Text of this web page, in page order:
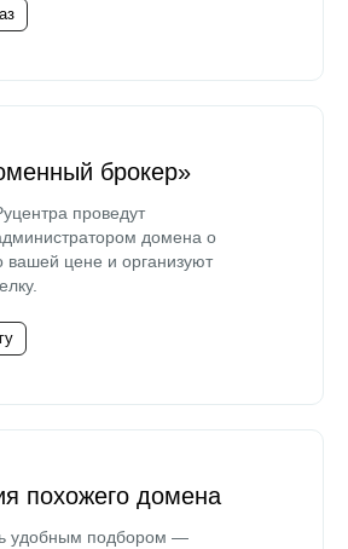
брокер»
проведут
домена о
вашей цене и организуют
похожего домена
удобным подбором —